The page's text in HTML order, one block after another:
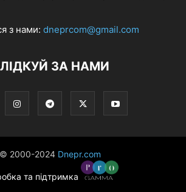
з нами: dneprcom@gmail.com
ЗА НАМИ
© 2000-2024 Dnepr.com
та підтримка